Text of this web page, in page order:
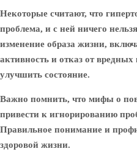
Некоторые считают, что
проблема, и с ней ничего
изменение образа жизни,
активность и отказ от
улучшить состояние.
Важно помнить, что мифы о
привести к игнорированию
Правильное понимание и
здоровой жизни.